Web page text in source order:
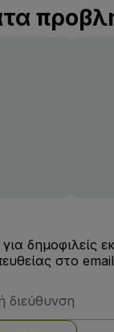
δημοφιλείς
στο